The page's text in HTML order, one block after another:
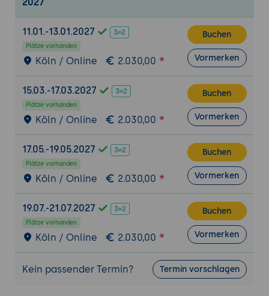
Modelle
Einführung in die Nutzung von Ludwig:
Grundlegende Konzepte und
Unterschiede zu anderen Tools.
Erstellung und Verwaltung einfacher
Schritt-für-Schritt-Anleitung: Von der
Installation bis zur Implementierung.
Anpassung und Erweiterung:
Hinzufügen von benutzerdefinierten
Funktionen und Anpassungen.
Debugging und Monitoring: Nutzung
von Ludwig-Diagnosetools und
Dashboards.
Grundlegende Konzepte des Deep Learning
mit Ludwig
Datenvorbereitung und -verarbeitung
Aufbau und Struktur von Datensätzen:
11.01.-13.01.2027
Plätze vorhanden
Köln / Online 2.030,00
Buchen
Vormerken
15.03.-17.03.2027
Plätze vorhanden
Köln / Online 2.030,00
Buchen
Vormerken
17.05.-19.05.2027
Plätze vorhanden
Köln / Online 2.030,00
Buchen
Vormerken
19.07.-21.07.2027
Plätze vorhanden
Köln / Online 2.030,00
Buchen
Vormerken
Kein passender Termin? Termin vorschlagen